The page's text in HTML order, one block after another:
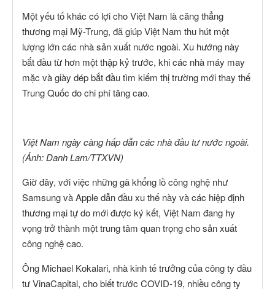
Một yếu tố khác có lợi cho Việt Nam là căng thẳng
thương mại Mỹ-Trung, đã giúp Việt Nam thu hút một
lượng lớn các nhà sản xuất nước ngoài. Xu hướng này
bắt đầu từ hơn một thập kỷ trước, khi các nhà máy may
mặc và giày dép bắt đầu tìm kiếm thị trường mới thay thế
Trung Quốc do chi phí tăng cao.
Việt Nam ngày càng hấp dẫn các nhà đầu tư nước ngoài.
(Ảnh: Danh Lam/TTXVN)
Giờ đây, với việc những gã khổng lồ công nghệ như
Samsung và Apple dẫn đầu xu thế này và các hiệp định
thương mại tự do mới được ký kết, Việt Nam đang hy
vọng trở thành một trung tâm quan trọng cho sản xuất
công nghệ cao.
Ông Michael Kokalari, nhà kinh tế trưởng của công ty đầu
tư VinaCapital, cho biết trước COVID-19, nhiều công ty